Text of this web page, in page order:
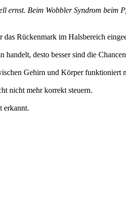
Beim Wobbler Syndrom beim
Rückenmark im Halsbereich
desto besser sind die
Gehirn und Körper funktioniert
nicht mehr korrekt steuern.
erkannt.